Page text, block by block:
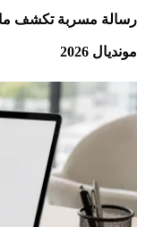
رسالة مسربة تكشف ما
مونديال 2026